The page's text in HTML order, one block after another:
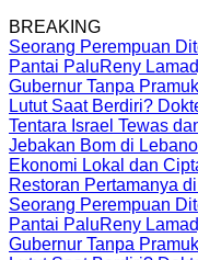
BREAKING
Seorang Perempuan
Pantai PaluReny
Gubernur Tanpa
Lutut Saat Berdiri?
Tentara Israel Tewas
Jebakan Bom di
Ekonomi Lokal dan
Restoran Pertamanya
Seorang Perempuan
Pantai PaluReny
Gubernur Tanpa